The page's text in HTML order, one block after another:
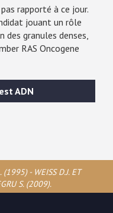
rapporté à ce jour.
jouant un rôle
des granules denses,
RAS Oncogene
ADN
(1995) - WEISS D.J. ET
S. (2009).